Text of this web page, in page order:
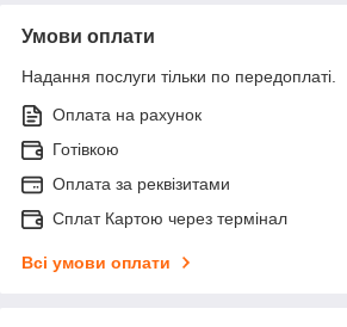
Умови оплати
Надання послуги тільки по передоплаті.
Оплата на рахунок
Готівкою
Оплата за реквізитами
Cплат Картою через термінал
Всі умови оплати